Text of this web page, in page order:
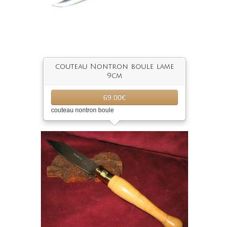
couteau Nontron boule lame
9cm
69.00€
couteau nontron boule